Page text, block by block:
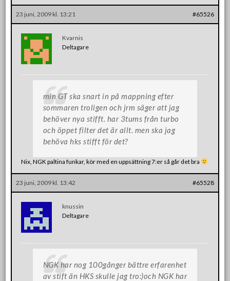
23 juni, 2009 kl. 13:21 #65526
Kvarnis
Deltagare
min GT ska snart in på mappning efter
sommaren troligen och jrm säger att jag
behöver nya stifft. har 3tums från turbo
och öppet filter det är allt. men ska jag
behöva hks stifft för det?
Nix, NGK paltina funkar, kör med en uppsättning 7:er så går det bra
23 juni, 2009 kl. 13:42 #65528
knussin
Deltagare
NGK har nog 100gånger bättre erfarenhet
av stift än HKS skulle jag tro:)och NGK har